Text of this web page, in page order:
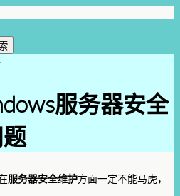
服务器安全
服务器安全维护方面一定不能马虎，